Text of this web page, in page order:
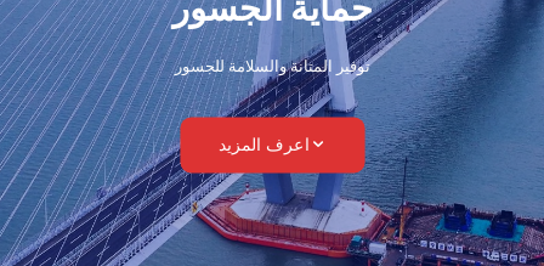
توفير المتانة والسلامة للجسور
اعرف المزيد